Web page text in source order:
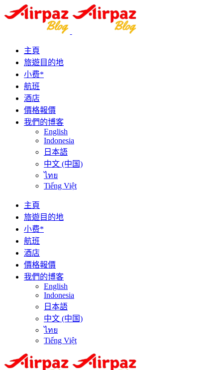
主頁
旅遊目的地
小费*
航班
酒店
價格報價
我們的博客
English
Indonesia
日本語
中文 (中国)
ไทย
Tiếng Việt
主頁
旅遊目的地
小费*
航班
酒店
價格報價
我們的博客
English
Indonesia
日本語
中文 (中国)
ไทย
Tiếng Việt